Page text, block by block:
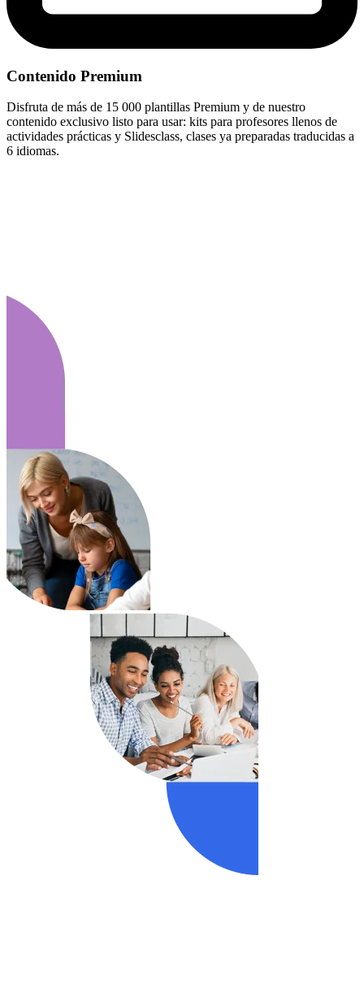
Contenido Premium
Disfruta de más de 15 000 plantillas Premium y de nuestro
contenido exclusivo listo para usar: kits para profesores llenos de
actividades prácticas y Slidesclass, clases ya preparadas traducidas a
6 idiomas.